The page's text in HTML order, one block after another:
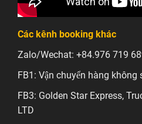
Các kênh booking khác
Zalo/Wechat: +84.976 719
FB1: Vận chuyển hàng không
FB3: Golden Star Express,
LTD